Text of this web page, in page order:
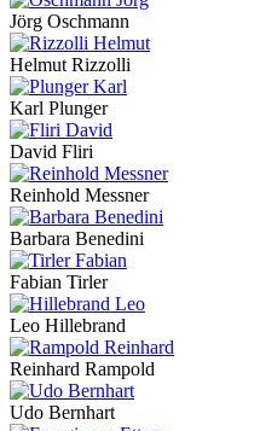
Jörg Oschmann
Helmut Rizzolli
Karl Plunger
David Fliri
Reinhold Messner
Barbara Benedini
Fabian Tirler
Leo Hillebrand
Reinhard Rampold
Udo Bernhart